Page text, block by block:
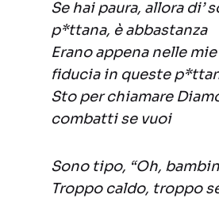
Se hai paura, allora di’
p*ttana, è abbastanza
Erano appena nelle mie
fiducia in queste
Sto per chiamare
combatti se vuoi
Sono tipo, “Oh,
Troppo caldo, troppo